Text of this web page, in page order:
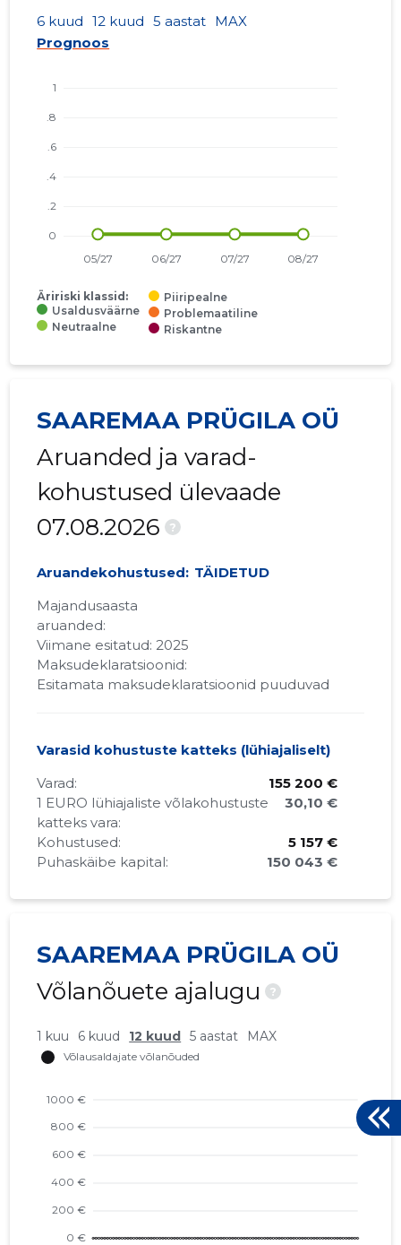
6 kuud 12 kuud 5 aastat MAX
Prognoos
Äririski klassid:
Usaldusväärne
Neutraalne
Piiripealne
Problemaatiline
Riskantne
SAAREMAA PRÜGILA OÜ
Aruanded ja varad-
kohustused ülevaade
07.08.2026
?
Aruandekohustused: TÄIDETUD
Majandusaasta
aruanded:
Viimane esitatud: 2025
Maksudeklaratsioonid:
Esitamata maksudeklaratsioonid puuduvad
Varasid kohustuste katteks (lühiajaliselt)
Varad:
155 200 €
1 EURO lühiajaliste võlakohustuste
katteks vara:
30,10 €
Kohustused:
5 157 €
Puhaskäibe kapital:
150 043 €
SAAREMAA PRÜGILA OÜ
Võlanõuete ajalugu
?
1 kuu 6 kuud 12 kuud 5 aastat MAX